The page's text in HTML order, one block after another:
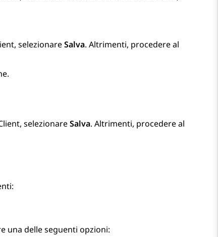
, selezionareSalva. Altrimenti, procedere al
, selezionareSalva. Altrimenti, procedere al
una delle seguenti opzioni: